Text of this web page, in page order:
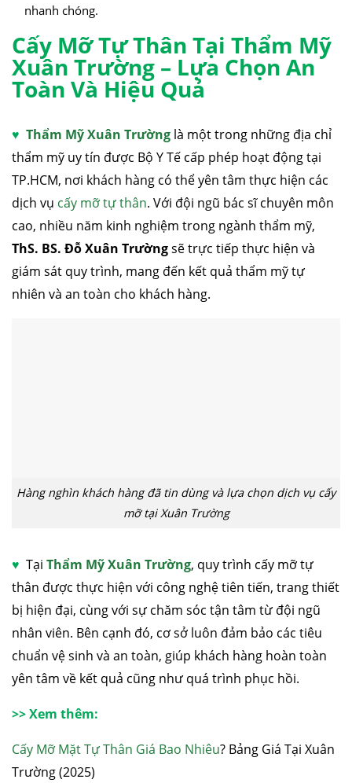
nhanh chóng.
Cấy Mỡ Tự Thân Tại Thẩm Mỹ
Xuân Trường – Lựa Chọn An
Toàn Và Hiệu Quả
♥ Thẩm Mỹ Xuân Trường là một trong những địa chỉ
thẩm mỹ uy tín được Bộ Y Tế cấp phép hoạt động tại
TP.HCM, nơi khách hàng có thể yên tâm thực hiện các
dịch vụ cấy mỡ tự thân. Với đội ngũ bác sĩ chuyên môn
cao, nhiều năm kinh nghiệm trong ngành thẩm mỹ,
ThS. BS. Đỗ Xuân Trườngsẽ trực tiếp thực hiện và
giám sát quy trình, mang đến kết quả thẩm mỹ tự
nhiên và an toàn cho khách hàng.
Hàng nghìn khách hàng đã tin dùng và lựa chọn dịch vụ cấy
mỡ tại Xuân Trường
♥ Tại Thẩm Mỹ Xuân Trường, quy trình cấy mỡ tự
thân được thực hiện với công nghệ tiên tiến, trang thiết
bị hiện đại, cùng với sự chăm sóc tận tâm từ đội ngũ
nhân viên. Bên cạnh đó, cơ sở luôn đảm bảo các tiêu
chuẩn vệ sinh và an toàn, giúp khách hàng hoàn toàn
yên tâm về kết quả cũng như quá trình phục hồi.
>> Xem thêm:
Cấy Mỡ Mặt Tự Thân Giá Bao Nhiêu? Bảng Giá Tại Xuân
Trường (2025)